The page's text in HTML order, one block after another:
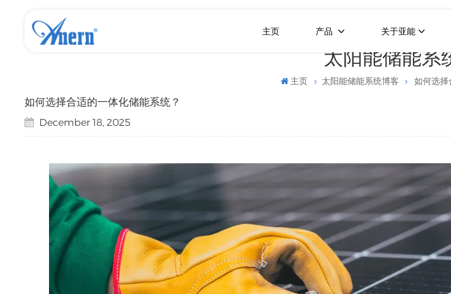
主页 产品 关于亚能
太阳能储能系
主页 太阳能储能系统博客 如何选择
如何选择合适的一体化储能系统？
December 18, 2025